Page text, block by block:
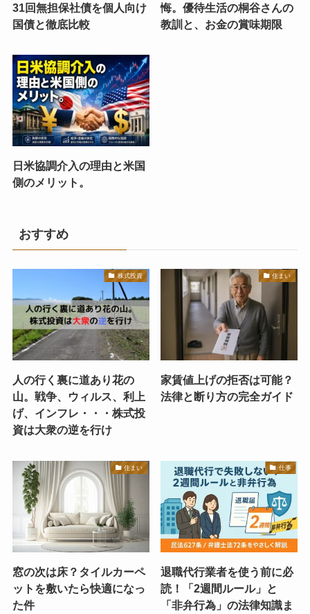
31回無担保社債を個人向け
国債と徹底比較
悔。優待生活の桐谷さんの
教訓と、お金の賞味期限
日米協調介入の理由と米国
側のメリット。
おすすめ
株式投資
人の行く裏に道あり花の
山。戦争、ウィルス、利上
げ、インフレ・・・株式投
資は大衆の逆を行け
住まい
家賃値上げの拒否は可能？
法律と断り方の完全ガイド
住まい
窓の次は床？タイルカーペ
ットを敷いたら快適になっ
た件
仕事
退職代行業者を使う前に必
読！「2週間ルール」と
「非弁行為」の法律知識ま